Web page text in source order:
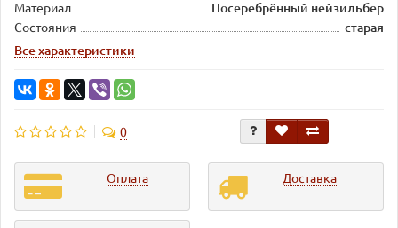
Материал
Посеребрённый нейзильбер
Состояния
старая
Все характеристики
0
Оплата Доставка